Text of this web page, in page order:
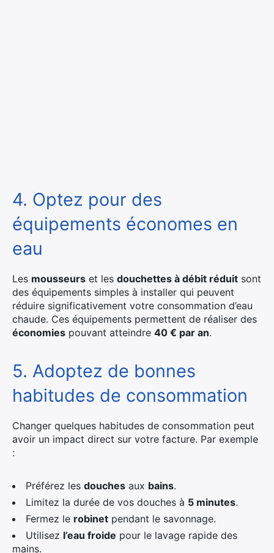
4. Optez pour des
équipements économes en
eau
Les mousseurs et les douchettes à débit réduit sont
des équipements simples à installer qui peuvent
réduire significativement votre consommation d’eau
chaude. Ces équipements permettent de réaliser des
économies pouvant atteindre 40 € par an.
5. Adoptez de bonnes
habitudes de consommation
Changer quelques habitudes de consommation peut
avoir un impact direct sur votre facture. Par exemple
:
Préférez les douches aux bains.
Limitez la durée de vos douches à 5 minutes.
Fermez le robinet pendant le savonnage.
Utilisez l’eau froide pour le lavage rapide des
mains.